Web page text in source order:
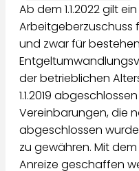
Ab dem 1.1.2022 gilt
Arbeitgeberzuschuss
und zwar für
der betrieblichen
1.1.2019
Vereinbarungen, die
abgeschlossen
zu gewähren. Mit
Anreize geschaffen